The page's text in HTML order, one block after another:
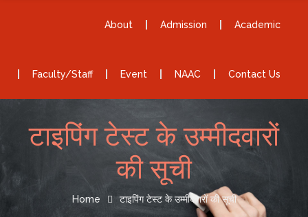
About Admission Academic
Faculty/Staff Event NAAC Contact Us
टाइपिंग टेस्ट के उम्मीदवारों
की सूची
Home टाइपिंग टेस्ट के उम्मीदवारों की सूची